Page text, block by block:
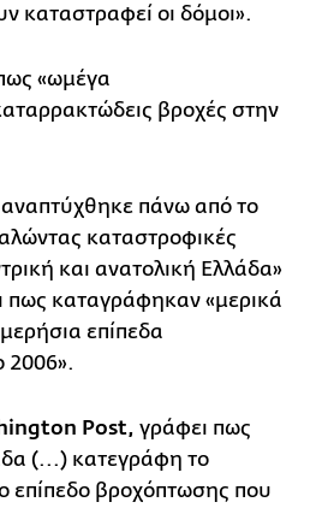
καταστραφεί οι δόμοι».
«ωμέγα
βροχές στην
πάνω από το
καταστροφικές
και ανατολική Ελλάδα»
πως καταγράφηκαν «μερικά
επίπεδα
2006».
Post, γράφει πως
(...) κατεγράφη το
επίπεδο βροχόπτωσης που